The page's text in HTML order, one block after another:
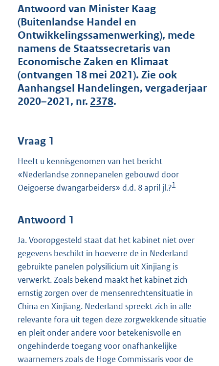
0
b
Antwoord van Minister Kaag
(Buitenlandse Handel en
Ontwikkelingssamenwerking), mede
namens de Staatssecretaris van
Economische Zaken en Klimaat
(ontvangen 18 mei 2021). Zie ook
Aanhangsel Handelingen, vergaderjaar
2020–2021, nr. 2378.
Vraag 1
Heeft u kennisgenomen van het bericht
«Nederlandse zonnepanelen gebouwd door
Oeigoerse dwangarbeiders» d.d. 8 april jl.?1
Antwoord 1
Ja. Vooropgesteld staat dat het kabinet niet over
gegevens beschikt in hoeverre de in Nederland
gebruikte panelen polysilicium uit Xinjiang is
verwerkt. Zoals bekend maakt het kabinet zich
ernstig zorgen over de mensenrechtensituatie in
China en Xinjiang. Nederland spreekt zich in alle
relevante fora uit tegen deze zorgwekkende situatie
en pleit onder andere voor betekenisvolle en
ongehinderde toegang voor onafhankelijke
waarnemers zoals de Hoge Commissaris voor de